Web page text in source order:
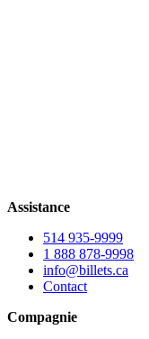
Assistance
514 935-9999
1 888 878-9998
info@billets.ca
Contact
Compagnie